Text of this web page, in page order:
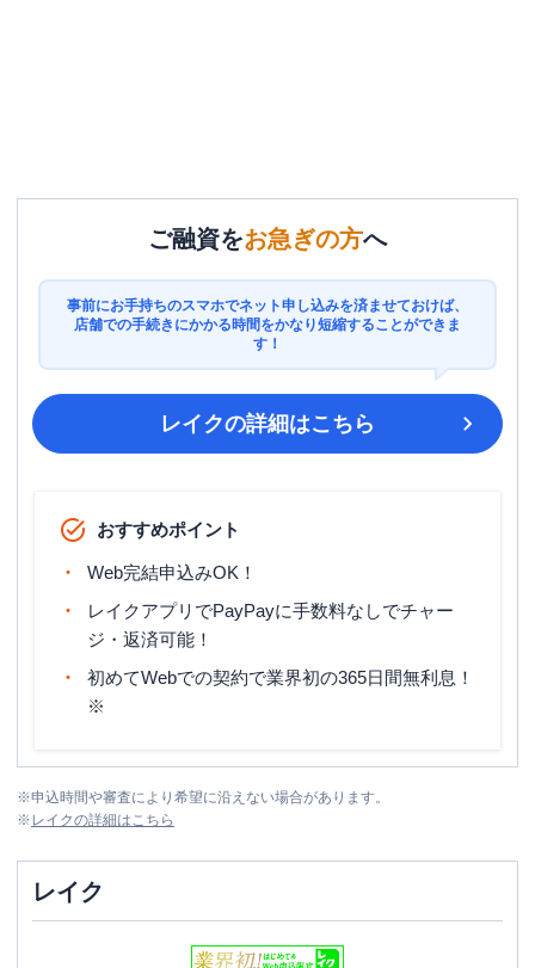
ご融資をお急ぎの方へ
事前にお手持ちのスマホでネット申し込みを済ませておけば、
店舗での手続きにかかる時間をかなり短縮することができま
す！
レイクの詳細はこちら
おすすめポイント
Web完結申込みOK！
レイクアプリでPayPayに手数料なしでチャー
ジ・返済可能！
初めてWebでの契約で業界初の365日間無利息！
※
※申込時間や審査により希望に沿えない場合があります。
※ レイクの詳細はこちら
レイク